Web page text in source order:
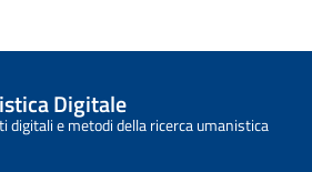
Digitale
e metodi della ricerca umanistica